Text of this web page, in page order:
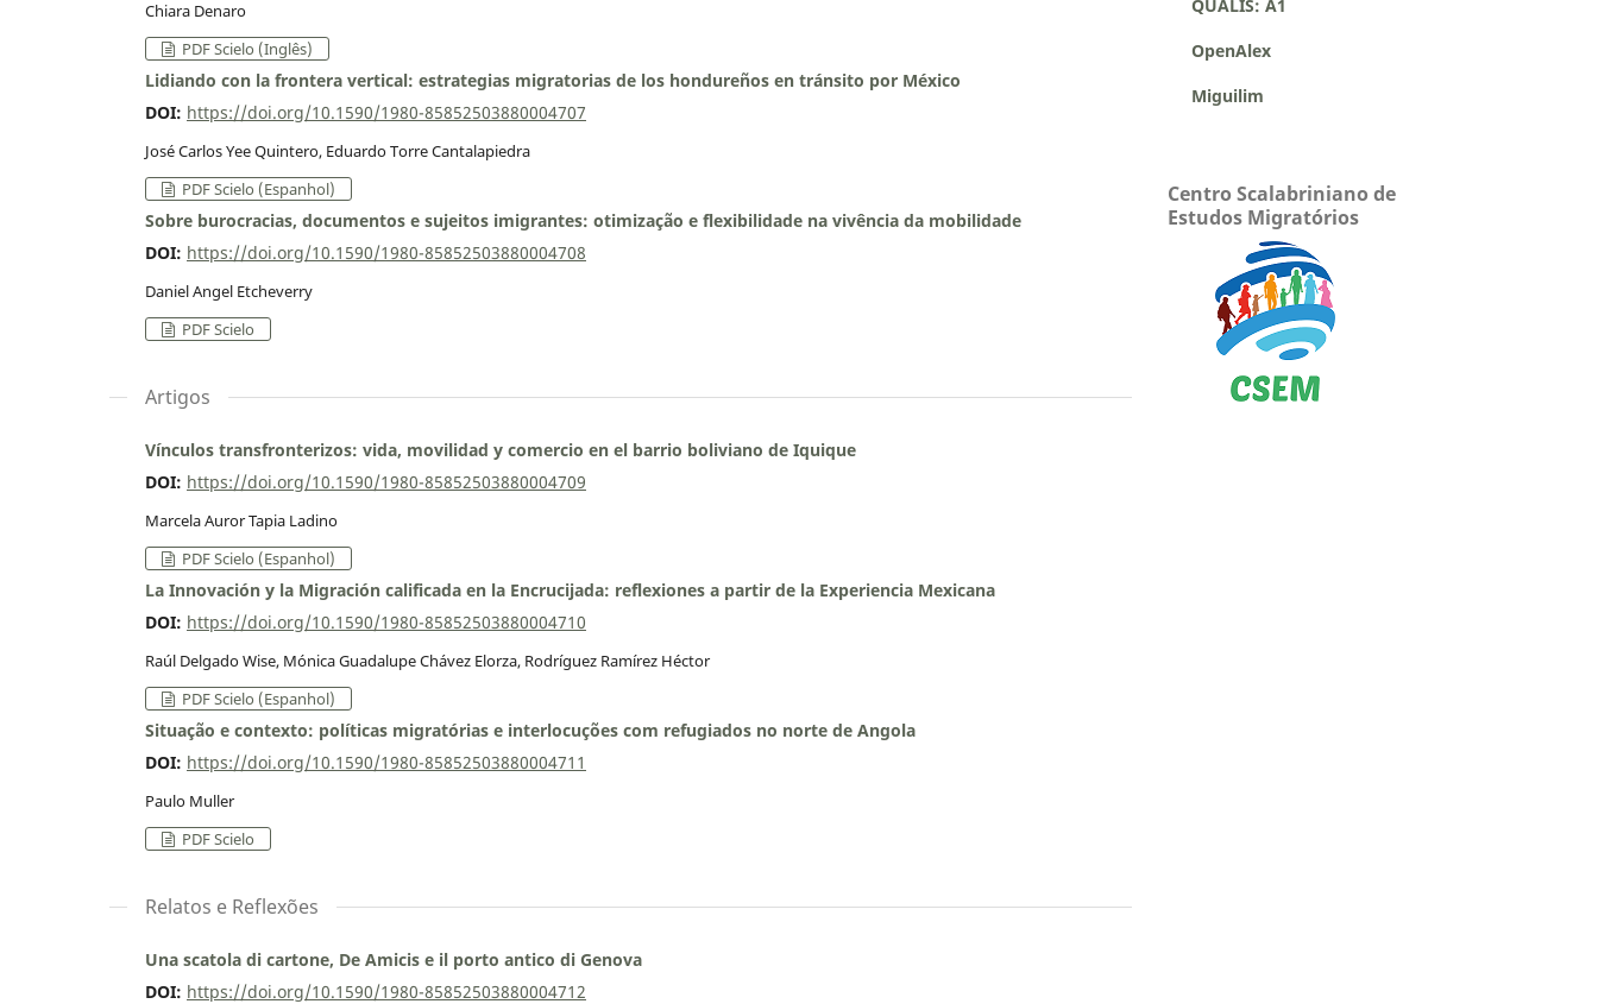
Chiara Denaro
PDF Scielo (Inglês)
Lidiando con la frontera vertical: estrategias migratorias de los hondureños en tránsito por México
DOI: https://doi.org/10.1590/1980-85852503880004707
José Carlos Yee Quintero, Eduardo Torre Cantalapiedra
PDF Scielo (Espanhol)
Sobre burocracias, documentos e sujeitos imigrantes: otimização e flexibilidade na vivência da mobilidade
DOI: https://doi.org/10.1590/1980-85852503880004708
Daniel Angel Etcheverry
PDF Scielo
Artigos
Vínculos transfronterizos: vida, movilidad y comercio en el barrio boliviano de Iquique
DOI: https://doi.org/10.1590/1980-85852503880004709
Marcela Auror Tapia Ladino
PDF Scielo (Espanhol)
La Innovación y la Migración calificada en la Encrucijada: reflexiones a partir de la Experiencia Mexicana
DOI: https://doi.org/10.1590/1980-85852503880004710
Raúl Delgado Wise, Mónica Guadalupe Chávez Elorza, Rodríguez Ramírez Héctor
PDF Scielo (Espanhol)
Situação e contexto: políticas migratórias e interlocuções com refugiados no norte de Angola
DOI: https://doi.org/10.1590/1980-85852503880004711
Paulo Muller
PDF Scielo
Relatos e Reflexões
Una scatola di cartone, De Amicis e il porto antico di Genova
DOI: https://doi.org/10.1590/1980-85852503880004712
QUALIS: A1
OpenAlex
Miguilim
Centro Scalabriniano de
Estudos Migratórios